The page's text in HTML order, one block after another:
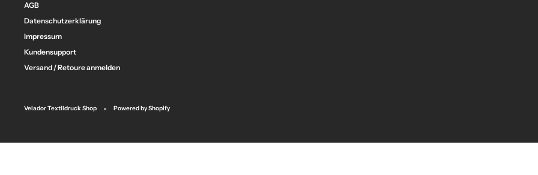
AGB
Datenschutzerklärung
Impressum
Kundensupport
Versand / Retoure anmelden
Velador Textildruck Shop Powered by Shopify